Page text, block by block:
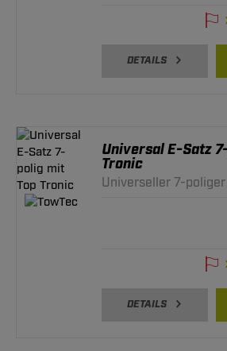
DETAILS
Universal E-Satz
Tronic
Universeller 7-
DETAILS